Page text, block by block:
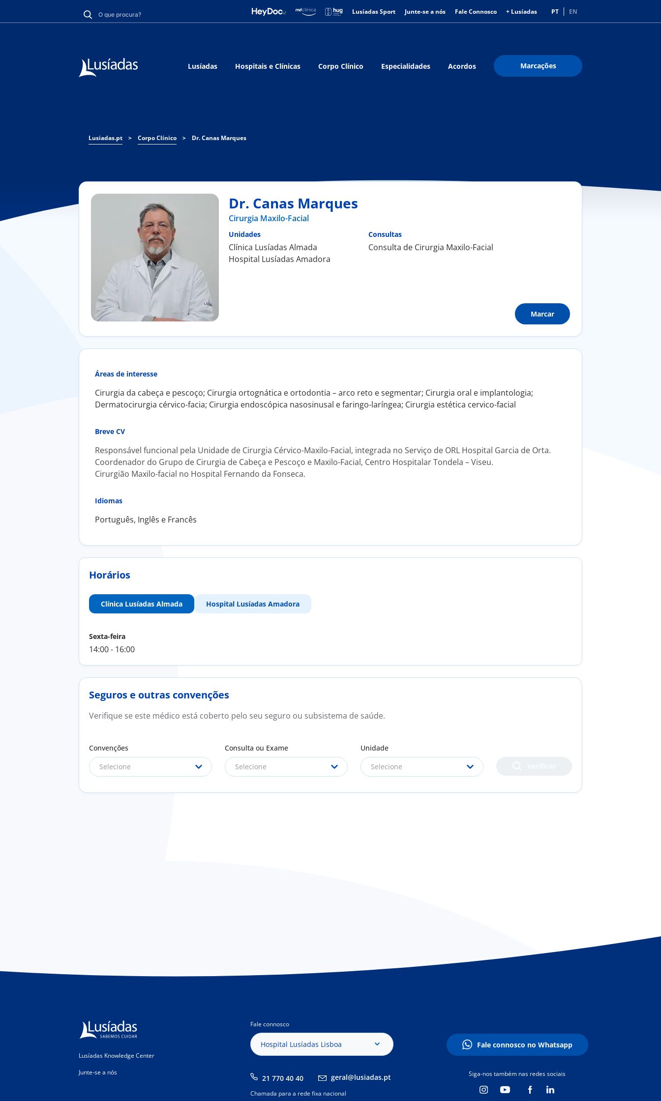
Lusíadas Sport Junte-se a nós Fale Connosco + Lusíadas PT EN
Lusíadas Hospitais e Clínicas Corpo Clínico Especialidades Acordos Marcações
Lusiadas.pt > Corpo Clínico > Dr. Canas Marques
Dr. Canas Marques
Cirurgia Maxilo-Facial
Unidades
Clínica Lusíadas Almada
Hospital Lusíadas Amadora
Consultas
Consulta de Cirurgia Maxilo-Facial
Marcar
Áreas de interesse
Cirurgia da cabeça e pescoço; Cirurgia ortognática e ortodontia – arco reto e segmentar; Cirurgia oral e implantologia;
Dermatocirurgia cérvico-facia; Cirurgia endoscópica nasosinusal e faringo-laríngea; Cirurgia estética cervico-facial
Breve CV
Responsável funcional pela Unidade de Cirurgia Cérvico-Maxilo-Facial, integrada no Serviço de ORL Hospital Garcia de Orta.
Coordenador do Grupo de Cirurgia de Cabeça e Pescoço e Maxilo-Facial, Centro Hospitalar Tondela – Viseu.
Cirurgião Maxilo-facial no Hospital Fernando da Fonseca.
Idiomas
Português, Inglês e Francês
Horários
Clínica Lusíadas Almada Hospital Lusíadas Amadora
Sexta-feira
14:00 - 16:00
Seguros e outras convenções
Verifique se este médico está coberto pelo seu seguro ou subsistema de saúde.
Convenções
Selecione
Consulta ou Exame
Selecione
Unidade
Selecione
Lusíadas Knowledge Center
Junte-se a nós
Fale connosco
Hospital Lusíadas Lisboa
21 770 40 40 geral@lusiadas.pt
Chamada para a rede fixa nacional
Fale connosco no Whatsapp
Siga-nos também nas redes sociais